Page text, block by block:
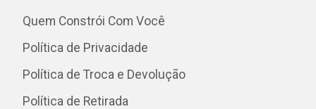
Quem Constrói Com Você
Política de Privacidade
Política de Troca e Devolução
Política de Retirada